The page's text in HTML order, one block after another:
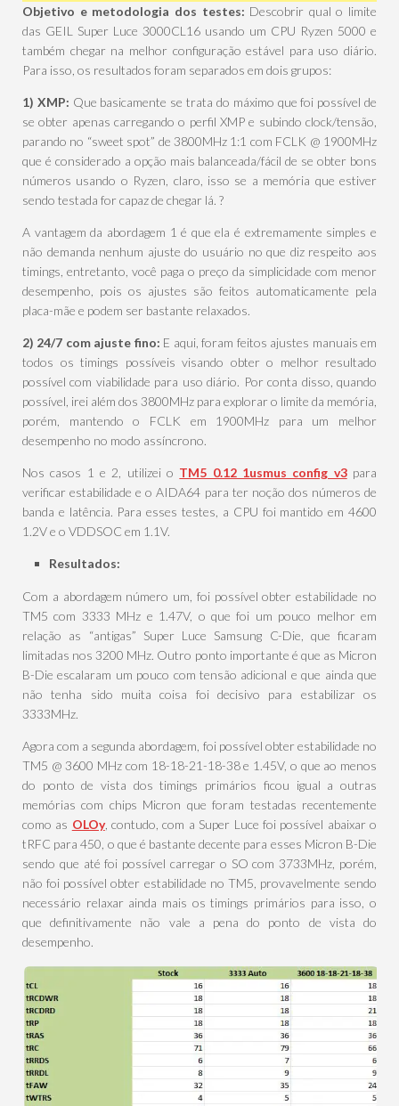
Objetivo e metodologia dos testes: Descobrir qual o limite
das GEIL Super Luce 3000CL16 usando um CPU Ryzen 5000 e
também chegar na melhor configuração estável para uso diário.
Para isso, os resultados foram separados em dois grupos:
1) XMP: Que basicamente se trata do máximo que foi possível de
se obter apenas carregando o perfil XMP e subindo clock/tensão,
parando no “sweet spot” de 3800MHz 1:1 com FCLK @ 1900MHz
que é considerado a opção mais balanceada/fácil de se obter bons
números usando o Ryzen, claro, isso se a memória que estiver
sendo testada for capaz de chegar lá. ?
A vantagem da abordagem 1 é que ela é extremamente simples e
não demanda nenhum ajuste do usuário no que diz respeito aos
timings, entretanto, você paga o preço da simplicidade com menor
desempenho, pois os ajustes são feitos automaticamente pela
placa-mãe e podem ser bastante relaxados.
2) 24/7 com ajuste fino: E aqui, foram feitos ajustes manuais em
todos os timings possíveis visando obter o melhor resultado
possível com viabilidade para uso diário. Por conta disso, quando
possível, irei além dos 3800MHz para explorar o limite da memória,
porém, mantendo o FCLK em 1900MHz para um melhor
desempenho no modo assíncrono.
Nos casos 1 e 2, utilizei o TM5 0.12 1usmus config v3para
verificar estabilidade e o AIDA64 para ter noção dos números de
banda e latência. Para esses testes, a CPU foi mantido em 4600
1.2V e o VDDSOC em 1.1V.
Resultados:
Com a abordagem número um, foi possível obter estabilidade no
TM5 com 3333 MHz e 1.47V, o que foi um pouco melhor em
relação as “antigas” Super Luce Samsung C-Die, que ficaram
limitadas nos 3200 MHz. Outro ponto importante é que as Micron
B-Die escalaram um pouco com tensão adicional e que ainda que
não tenha sido muita coisa foi decisivo para estabilizar os
3333MHz.
Agora com a segunda abordagem, foi possível obter estabilidade no
TM5 @ 3600 MHz com 18-18-21-18-38 e 1.45V, o que ao menos
do ponto de vista dos timings primários ficou igual a outras
memórias com chips Micron que foram testadas recentemente
como as OLOy, contudo, com a Super Luce foi possível abaixar o
tRFC para 450, o que é bastante decente para esses Micron B-Die
sendo que até foi possível carregar o SO com 3733MHz, porém,
não foi possível obter estabilidade no TM5, provavelmente sendo
necessário relaxar ainda mais os timings primários para isso, o
que definitivamente não vale a pena do ponto de vista do
desempenho.